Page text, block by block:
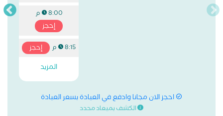
8:00 م
إحجز
8:15 م
إحجز
المزيد
احجز الان مجانا وادفع في العيادة بسعر العيادة
الكشف بميعاد محدد